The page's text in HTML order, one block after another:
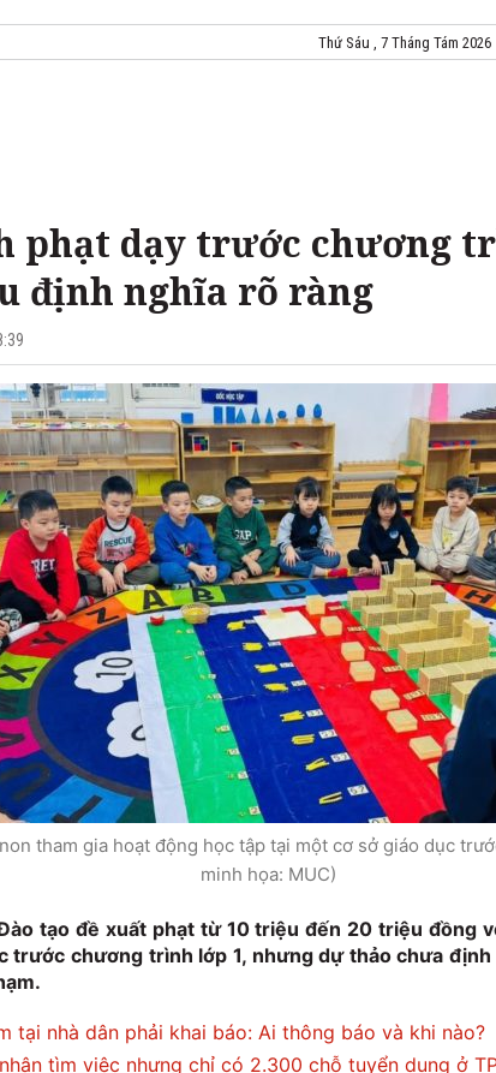
Thứ Sáu , 7 Tháng Tám 2026
phạt dạy trước chương
định nghĩa rõ ràng
tham gia hoạt động học tập tại một cơ sở giáo dục
minh họa: MUC)
tạo đề xuất phạt từ 10 triệu đến 20 triệu đồng
trước chương trình lớp 1, nhưng dự thảo chưa
tại nhà dân phải khai báo: Ai thông báo và khi nào?
tìm việc nhưng chỉ có 2.300 chỗ tuyển dụng ở